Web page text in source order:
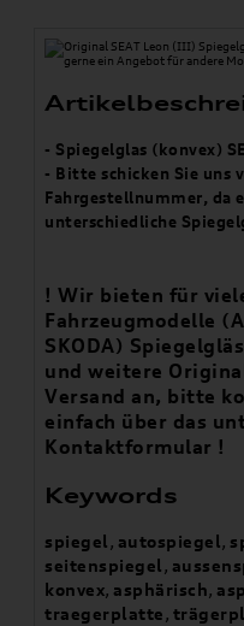
- Spiegelglas (konvex)
- Bitte schicken Sie uns
Fahrgestellnummer, da
unterschiedliche
! Wir bieten für
Fahrzeugmodelle
SKODA)
und weitere
Versand an, bitte
einfach über das
Kontaktformular !
Keywords
spiegel, autospiegel,
seitenspiegel,
konvex, asphärisch,
traegerplatte,